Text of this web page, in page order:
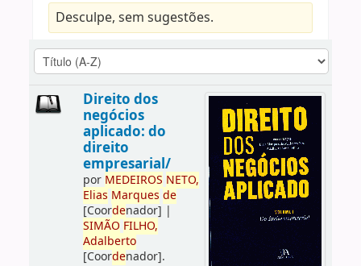
Desculpe, sem sugestões.
Direito dos
negócios
aplicado: do
direito
empresarial/
por MEDEIROS NETO,
Elias Marques de
[Coordenador] |
SIMÃO FILHO,
Adalberto
[Coordenador].